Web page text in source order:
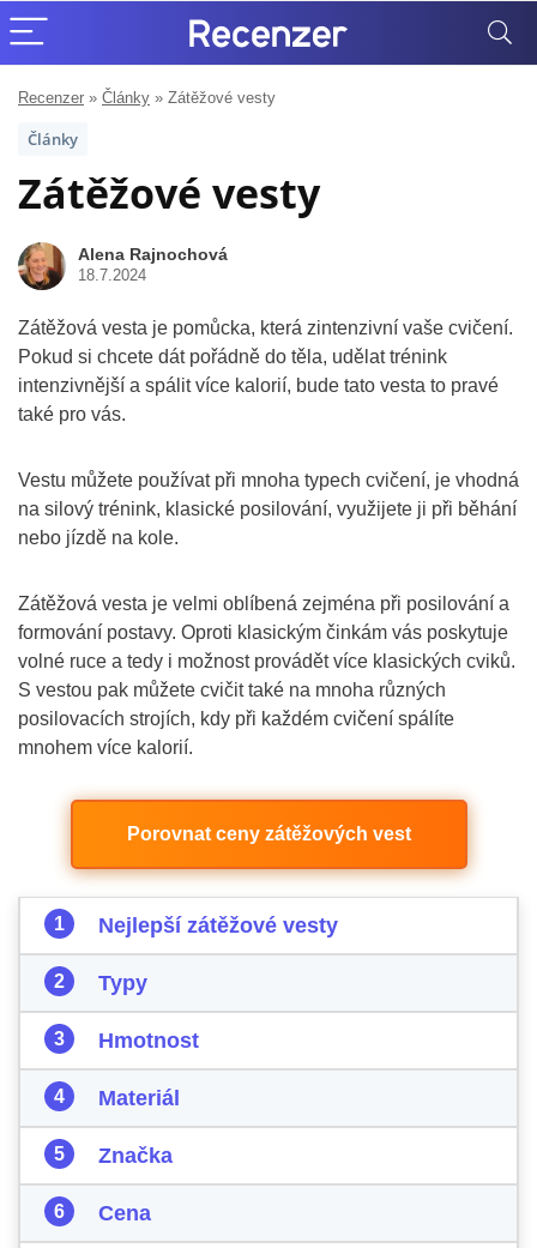
Recenzer » Články » Zátěžové vesty
Články
Zátěžové vesty
Alena Rajnochová
18.7.2024
Zátěžová vesta je pomůcka, která zintenzivní vaše cvičení.
Pokud si chcete dát pořádně do těla, udělat trénink
intenzivnější a spálit více kalorií, bude tato vesta to pravé
také pro vás.
Vestu můžete používat při mnoha typech cvičení, je vhodná
na silový trénink, klasické posilování, využijete ji při běhání
nebo jízdě na kole.
Zátěžová vesta je velmi oblíbená zejména při posilování a
formování postavy. Oproti klasickým činkám vás poskytuje
volné ruce a tedy i možnost provádět více klasických cviků.
S vestou pak můžete cvičit také na mnoha různých
posilovacích strojích, kdy při každém cvičení spálíte
mnohem více kalorií.
Porovnat ceny zátěžových vest
Nejlepší zátěžové vesty
Typy
Hmotnost
Materiál
Značka
Cena